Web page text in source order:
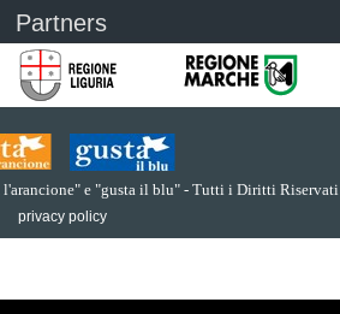
privacy policy
Partners
l'arancione" e "gusta il blu" - Tutti i Diritti Riservati